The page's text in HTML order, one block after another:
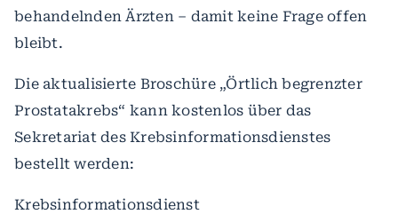
behandelnden Ärzten – damit keine Frage offen
bleibt.
Die aktualisierte Broschüre „Örtlich begrenzter
Prostatakrebs“ kann kostenlos über das
Sekretariat des Krebsinformationsdienstes
bestellt werden:
Krebsinformationsdienst